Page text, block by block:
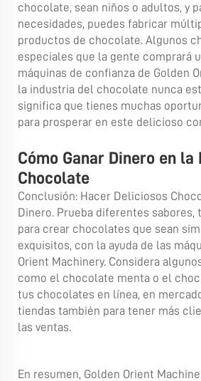
chocolate, sean niños o adultos, y
necesidades, puedes fabricar
productos de chocolate. Algunos
especiales que la gente comprará
máquinas de confianza de Golden
la industria del chocolate nunca
significa que tienes muchas
para prosperar en este delicioso
Cómo Ganar Dinero en
Chocolate
Conclusión: Hacer Deliciosos
Dinero. Prueba diferentes sabores,
para crear chocolates que sean
exquisitos, con la ayuda de las
Orient Machinery. Considera
como el chocolate menta o el
tus chocolates en línea, en
tiendas también para tener más
las ventas.
En resumen, Golden Orient